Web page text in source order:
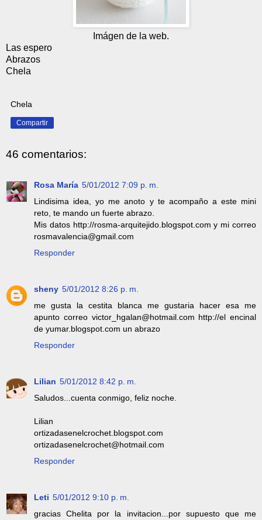
Imágen de la web.
Las espero
Abrazos
Chela
Chela
Compartir
46 comentarios:
Rosa María 5/01/2012 7:09 p. m.
Lindisima idea, yo me anoto y te acompaño a este mini
reto, te mando un fuerte abrazo.
Mis datos http://rosma-arquitejido.blogspot.com y mi correo
rosmavalencia@gmail.com
Responder
sheny 5/01/2012 8:26 p. m.
me gusta la cestita blanca me gustaria hacer esa me
apunto correo victor_hgalan@hotmail.com http://el encinal
de yumar.blogspot.com un abrazo
Responder
Lilian 5/01/2012 8:42 p. m.
Saludos...cuenta conmigo, feliz noche.
Lilian
ortizadasenelcrochet.blogspot.com
ortizadasenelcrochet@hotmail.com
Responder
Leti 5/01/2012 9:10 p. m.
gracias Chelita por la invitacion...por supuesto que me